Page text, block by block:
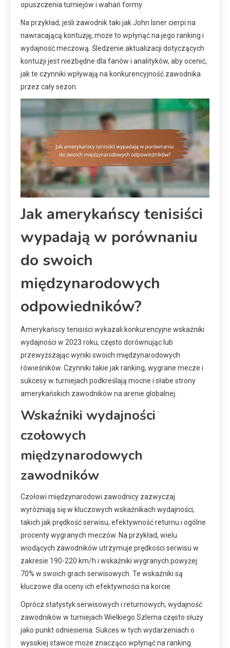
opuszczenia turniejów i wahań formy.
Na przykład, jeśli zawodnik taki jak John Isner cierpi na
nawracającą kontuzję, może to wpłynąć na jego ranking i
wydajność meczową. Śledzenie aktualizacji dotyczących
kontuzji jest niezbędne dla fanów i analityków, aby ocenić,
jak te czynniki wpływają na konkurencyjność zawodnika
przez cały sezon.
Jak amerykańscy tenisiści
wypadają w porównaniu
do swoich
międzynarodowych
odpowiedników?
Amerykańscy tenisiści wykazali konkurencyjne wskaźniki
wydajności w 2023 roku, często dorównując lub
przewyższając wyniki swoich międzynarodowych
rówieśników. Czynniki takie jak ranking, wygrane mecze i
sukcesy w turniejach podkreślają mocne i słabe strony
amerykańskich zawodników na arenie globalnej.
Wskaźniki wydajności
czołowych
międzynarodowych
zawodników
Czołowi międzynarodowi zawodnicy zazwyczaj
wyróżniają się w kluczowych wskaźnikach wydajności,
takich jak prędkość serwisu, efektywność returnu i ogólne
procenty wygranych meczów. Na przykład, wielu
wiodących zawodników utrzymuje prędkości serwisu w
zakresie 190-220 km/h i wskaźniki wygranych powyżej
70% w swoich grach serwisowych. Te wskaźniki są
kluczowe dla oceny ich efektywności na korcie.
Oprócz statystyk serwisowych i returnowych, wydajność
zawodników w turniejach Wielkiego Szlema często służy
jako punkt odniesienia. Sukces w tych wydarzeniach o
wysokiej stawce może znacząco wpłynąć na ranking